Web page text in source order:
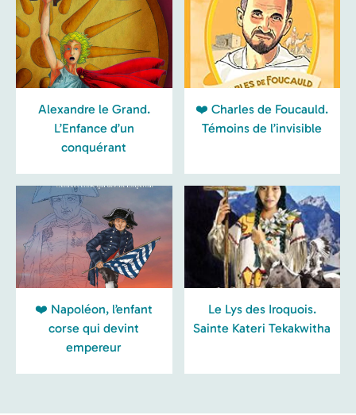
Alexandre le Grand.
L’Enfance d’un
conquérant
❤️ Charles de Foucauld.
Témoins de l’invisible
❤️ Napoléon, l’enfant
corse qui devint
empereur
Le Lys des Iroquois.
Sainte Kateri Tekakwitha